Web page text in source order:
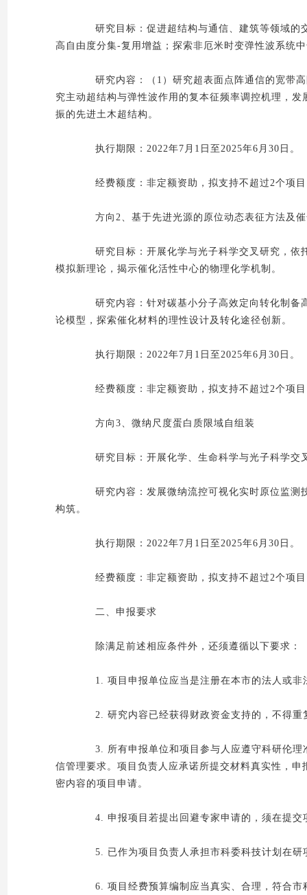
研究目标：促进超结构与通信、建筑等领域的
高自由度分集-复用增益；探索非厄米时变弹性波系统
研究内容：（1）研究超表面点阵通信的宽带高
究主动超结构与弹性波作用的复本征频率调控机理，
振的先进土木超结构。
执行期限：2022年7月1日至2025年6月30日。
经费额度：非定额资助，拟支持不超过2个项目
方向2、基于先进光源的原位动态表征方法及催
研究目标：开展化学与光子科学交叉研究，依
模拟新理论，揭示催化活性中心的物理化学机制。
研究内容：针对碳基小分子高效定向转化制备
论模型，探索催化材料的理性设计及转化途径创新。
执行期限：2022年7月1日至2025年6月30日。
经费额度：非定额资助，拟支持不超过2个项目
方向3、微纳尺度蛋白质限域自组装
研究目标：开展化学、生命科学与光子科学交
研究内容：发展微纳流控可视化实时原位监测
构筑。
执行期限：2022年7月1日至2025年6月30日。
经费额度：非定额资助，拟支持不超过2个项目
二、申报要求
除满足前述相应条件外，还须遵循以下要求：
1. 项目申报单位应当是注册在本市的法人或非
2. 研究内容已经获得财政资金支持的，不得重
3. 所有申报单位和项目参与人应遵守科研伦理
信管理要求。项目负责人应承诺所提交材料真实性，
密内容的项目申请。
4. 申报项目若提出回避专家申请的，须在提交
5. 已作为项目负责人承担市科委科技计划在研
6. 项目经费预算编制应当真实、合理，符合市